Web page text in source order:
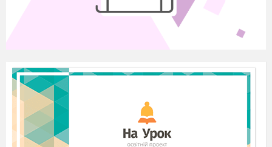
І Мотивація навчальної діяльності
- Як починається казка «Соловей»? Прочитайте.
- Чому для автора важливо, щоб ця історія не забулася?
переконливими, мабуть, тому, що не всі таємниці казки
нам розкрилися. Отже, запрошую вас у подорож
сторінками казки. Сподіваюся, що в кінці уроку ви
зможете переконати всіх присутніх і щодо своїх знань
про казку Соловей», і щодо головної думи твору. А для
цього треба бути вдумливим, уважним читачем.